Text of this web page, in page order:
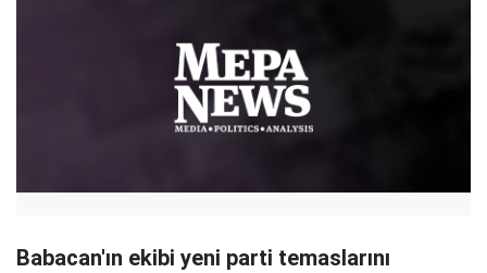
Babacan'ın ekibi yeni parti temaslarını